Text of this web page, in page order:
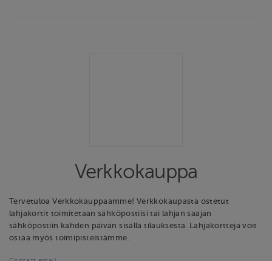
Verkkokauppa
Tervetuloa Verkkokauppaamme! Verkkokaupasta ostetut
lahjakortit toimitetaan sähköpostiisi tai lahjan saajan
sähköpostiin kahden päivän sisällä tilauksesta. Lahjakortteja voit
ostaa myös toimipisteistämme.